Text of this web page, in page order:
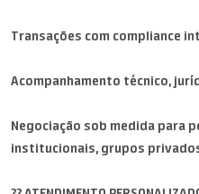
Transações com compliance
Acompanhamento técnico,
Negociação sob medida para
institucionais, grupos